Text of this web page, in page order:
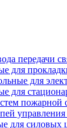
передачи
для
для
для
пожарной
для силовых